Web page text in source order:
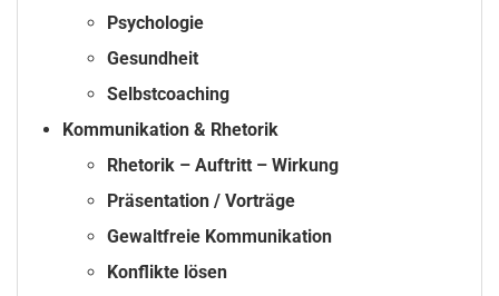
Psychologie
Gesundheit
Selbstcoaching
Kommunikation & Rhetorik
Rhetorik – Auftritt – Wirkung
Präsentation / Vorträge
Gewaltfreie Kommunikation
Konflikte lösen